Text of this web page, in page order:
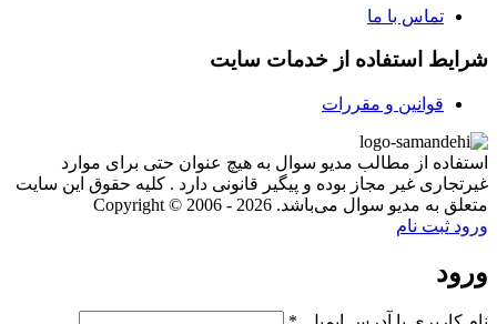
تماس با ما
شرایط استفاده از خدمات سایت
قوانین و مقررات
استفاده از مطالب مدیو سوال به هیچ عنوان حتی برای موارد
غیرتجاری غیر مجاز بوده و پیگیر قانونی دارد . کلیه حقوق این سایت
متعلق به مدیو سوال می‌باشد. Copyright © 2006 - 2026
ورود ثبت نام
ورود